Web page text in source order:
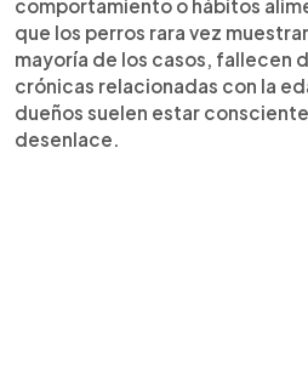
comportamiento o hábitos
que los perros rara vez
mayoría de los casos, fallecen
crónicas relacionadas con la
dueños suelen estar
desenlace.